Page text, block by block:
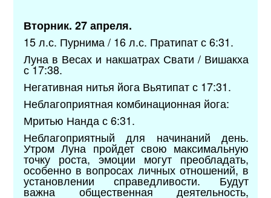
Вторник. 27 апреля.
15 л.с. Пурнима / 16 л.с. Пратипат с 6:31.
Луна в Весах и накшатрах Свати / Вишакха
с 17:38.
Негативная нитья йога Вьятипат с 17:31.
Неблагоприятная комбинационная йога:
Мритью Нанда с 6:31.
Неблагоприятный для начинаний день.
Утром Луна пройдет свою максимальную
точку роста, эмоции могут преобладать,
особенно в вопросах личных отношений, в
установлении справедливости. Будут
важна общественная деятельность,